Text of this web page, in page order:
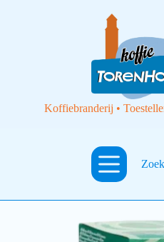
Koffiebranderij •